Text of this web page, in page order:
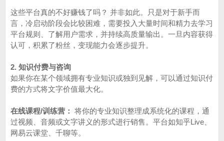
这些平台真的不好赚钱了吗？ 并非如此。只是对于新手而
言，冷启动阶段会比较困难，需要投入大量时间和精力去学习
平台规则、了解用户需求，并持续高质量输出。一旦内容获得
认可，积累了粉丝，变现能力会逐步提升。
2. 知识付费与咨询
如果你在某个领域拥有专业知识或独到见解，可以通过知识付
费的方式将文字价值最大化。
在线课程/训练营： 将你的专业知识整理成系统化的课程，通
过视频、音频或文字讲义的形式进行销售。平台如知乎Live、
网易云课堂、千聊等。